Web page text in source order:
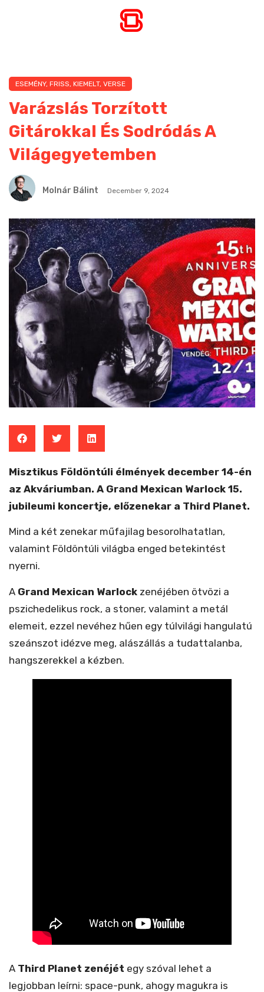
ESEMÉNY, FRISS, KIEMELT, VERSE
Varázslás Torzított
Gitárokkal És Sodródás A
Világegyetemben
Molnár Bálint December 9, 2024
Misztikus Földöntúli élmények december 14-én
az Akváriumban. A Grand Mexican Warlock 15.
jubileumi koncertje, előzenekar a Third Planet.
Mind a két zenekar műfajilag besorolhatatlan,
valamint Földöntúli világba enged betekintést
nyerni.
A Grand Mexican Warlock zenéjében ötvözi a
pszichedelikus rock, a stoner, valamint a metál
elemeit, ezzel nevéhez hűen egy túlvilági hangulatú
szeánszot idézve meg, alászállás a tudattalanba,
hangszerekkel a kézben.
A Third Planet zenéjét egy szóval lehet a
legjobban leírni: space-punk, ahogy magukra is